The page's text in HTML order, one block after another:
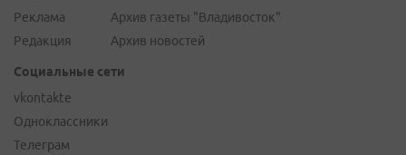
Реклама
Редакция
Архив газеты "Владивосток"
Архив новостей
Социальные сети
vkontakte
Одноклассники
Телеграм